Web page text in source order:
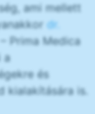
ami mellett
dr.
Prima Medica
a
és
kialakítására is.